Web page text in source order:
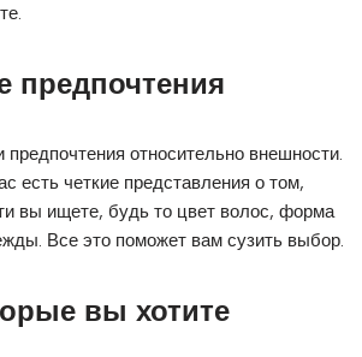
предпочтения
относительно внешности.
есть четкие представления о том,
вы ищете, будь то цвет волос, форма
Все это поможет вам сузить выбор.
вы хотите